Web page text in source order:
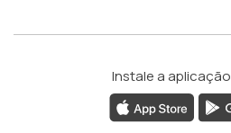
Instale a aplicação